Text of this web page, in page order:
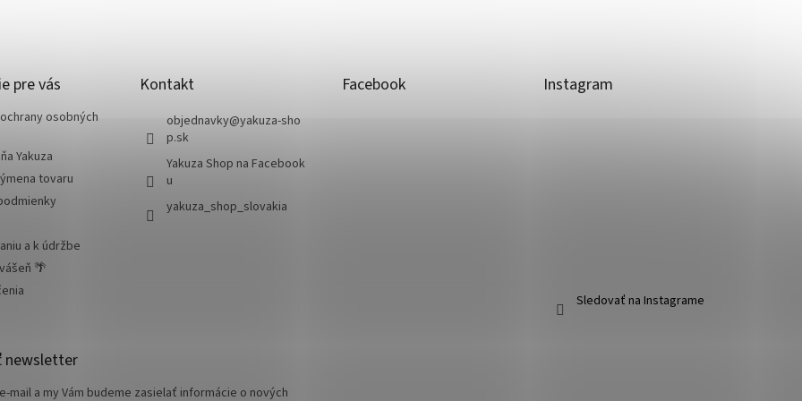
pre vás
osobných
Yakuza
tovaru
a k údržbe
🌴
Kontakt
objednavky@yakuza-sho
p.sk
Yakuza Shop na Facebook
u
yakuza_shop_slovakia
Facebook Instagram
Sledovať na Instagrame
newsletter
mail a my Vám budeme zasielať informácie o nových